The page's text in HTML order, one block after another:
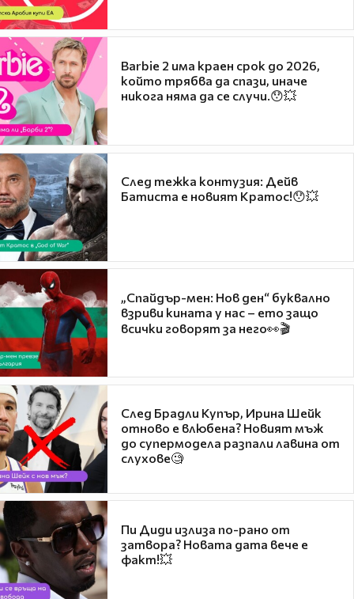
Barbie 2 има краен срок до 2026,
който трябва да спази, иначе
никога няма да се случи.😯💥
След тежка контузия: Дейв
Батиста е новият Кратос!😯💥
„Спайдър-мен: Нов ден“ буквално
взриви кината у нас – ето защо
всички говорят за него👀🎬
След Брадли Купър, Ирина Шейк
отново е влюбена? Новият мъж
до супермодела разпали лавина от
слухове🧐
Пи Диди излиза по-рано от
затвора? Новата дата вече е
факт!💥